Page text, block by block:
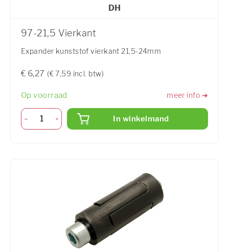
DH
97-21,5 Vierkant
Expander kunststof vierkant 21,5-24mm
€ 6,27 (€ 7,59 incl. btw)
Op voorraad meer info ➜
In winkelmand